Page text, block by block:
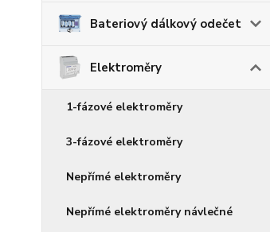
Bateriový dálkový odečet
Elektroměry
1-fázové elektroměry
3-fázové elektroměry
Nepřímé elektroměry
Nepřímé elektroměry návlečné